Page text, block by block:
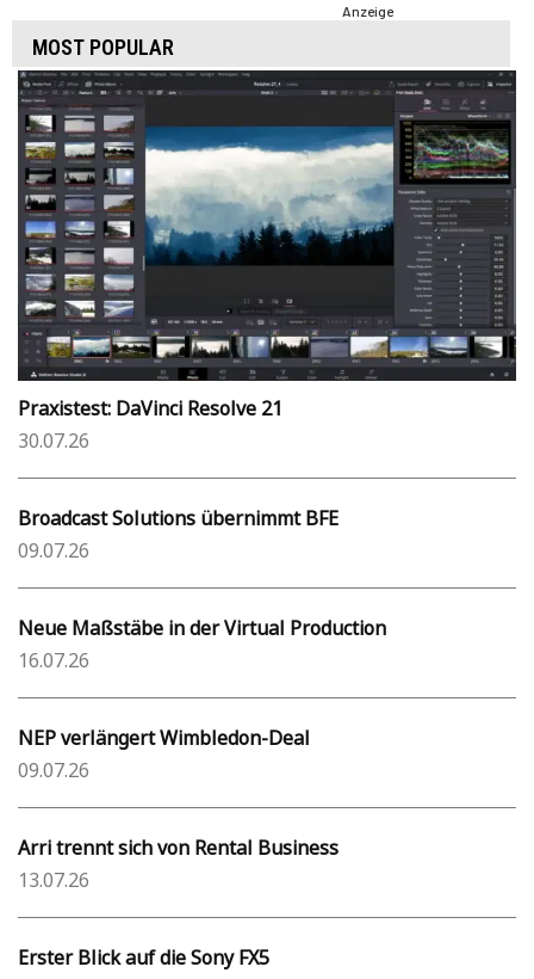
Anzeige
MOST POPULAR
Praxistest: DaVinci Resolve 21
30.07.26
Broadcast Solutions übernimmt BFE
09.07.26
Neue Maßstäbe in der Virtual Production
16.07.26
NEP verlängert Wimbledon-Deal
09.07.26
Arri trennt sich von Rental Business
13.07.26
Erster Blick auf die Sony FX5